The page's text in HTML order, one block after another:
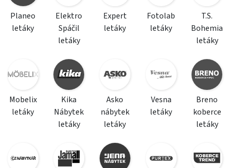
Planeo
letáky
Elektro
Spáčil
letáky
Expert
letáky
Fotolab
letáky
T.S.
Bohemia
letáky
Mobelix
letáky
Kika
Nábytek
letáky
Asko
nábytek
letáky
Vesna
letáky
Breno
koberce
letáky